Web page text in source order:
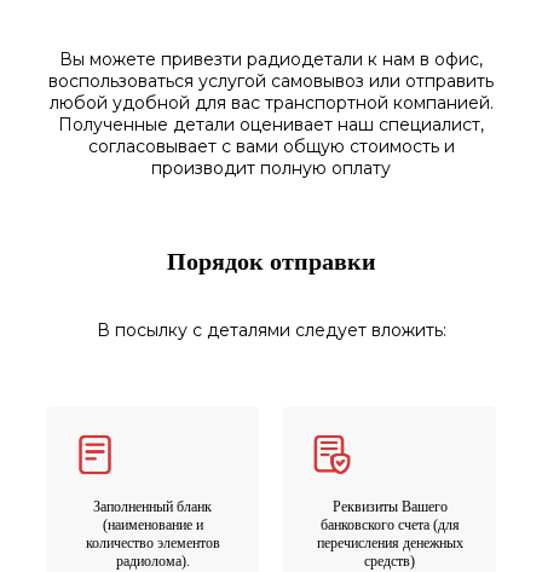
Вы можете привезти радиодетали к нам в офис,
воспользоваться услугой самовывоз или отправить
любой удобной для вас транспортной компанией.
Полученные детали оценивает наш специалист,
согласовываетс вами общую стоимость и
производит полную оплату
Порядок отправки
В посылку с деталями следует вложить:
Заполненный бланк
(наименование и
количество элементов
радиолома).
Реквизиты Вашего
банковского счета (для
перечисления денежных
средств)